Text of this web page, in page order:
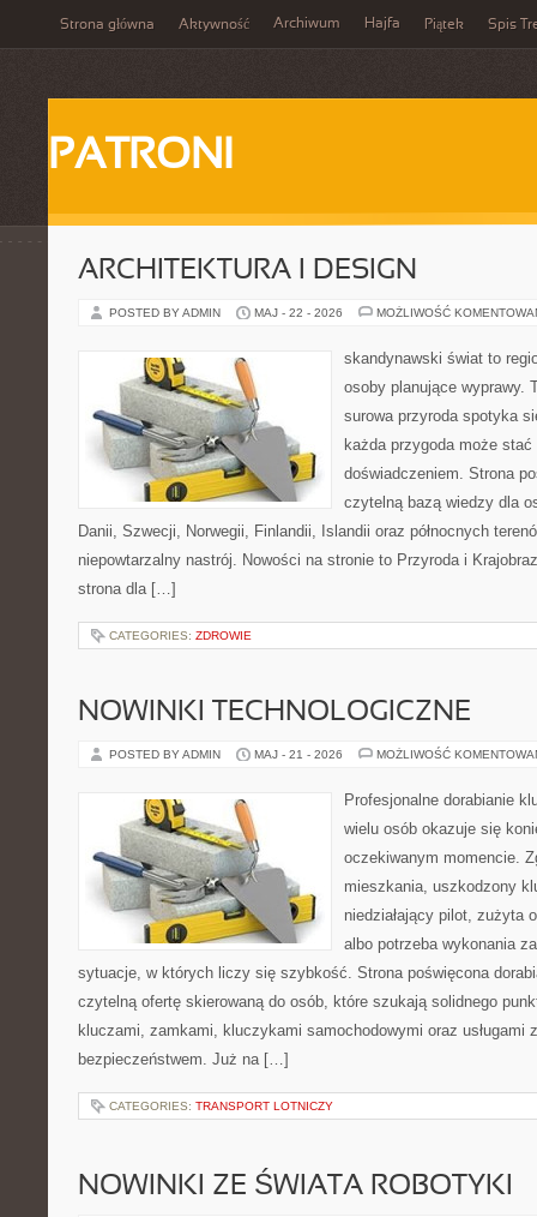
Strona główna Aktywność Archiwum Hajfa Piątek Spis
PATRONI
ARCHITEKTURA I DESIGN
POSTED BY ADMIN MAJ - 22 - 2026 MOŻLIWOŚĆ
skandynawski świat to
osoby planujące wyprawy.
surowa przyroda spotyka
każda przygoda może
doświadczeniem. Strona
czytelną bazą wiedzy dla
Danii, Szwecji, Norwegii, Finlandii, Islandii oraz północnych
niepowtarzalny nastrój. Nowości na stronie to Przyroda i
strona dla […]
CATEGORIES: ZDROWIE
NOWINKI TECHNOLOGICZNE
POSTED BY ADMIN MAJ - 21 - 2026 MOŻLIWOŚĆ
Profesjonalne dorabianie
wielu osób okazuje się
oczekiwanym momencie.
mieszkania, uszkodzony
niedziałający pilot, zużyta
albo potrzeba wykonania
sytuacje, w których liczy się szybkość. Strona poświęcona
czytelną ofertę skierowaną do osób, które szukają solidnego
kluczami, zamkami, kluczykami samochodowymi oraz usługami
bezpieczeństwem. Już na […]
CATEGORIES: TRANSPORT LOTNICZY
NOWINKI ZE ŚWIATA ROBOTYKI